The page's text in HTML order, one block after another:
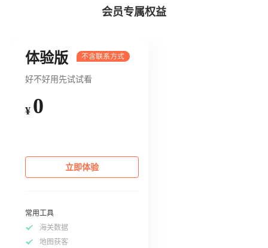
会员专属权益
体验版
好不好用先试试看
¥ 0
立即体验
常用工具
海关数据
地图获客